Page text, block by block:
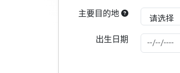
主要目的地
出生日期